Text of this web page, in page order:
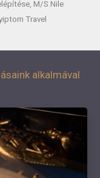
M/S Nile
Travel
alkalmával